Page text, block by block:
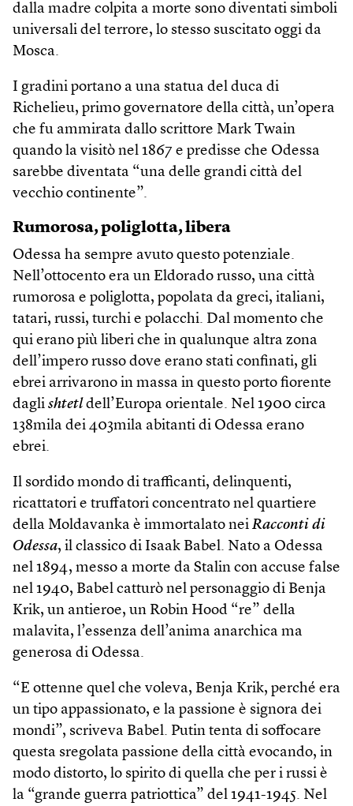
dalla madre colpita a morte sono diventati simboli
universali del terrore, lo stesso suscitato oggi da
Mosca.
I gradini portano a una statua del duca di
Richelieu, primo governatore della città, un’opera
che fu ammirata dallo scrittore Mark Twain
quando la visitò nel 1867 e predisse che Odessa
sarebbe diventata “una delle grandi città del
vecchio continente”.
Rumorosa, poliglotta, libera
Odessa ha sempre avuto questo potenziale.
Nell’ottocento era un Eldorado russo, una città
rumorosa e poliglotta, popolata da greci, italiani,
tatari, russi, turchi e polacchi. Dal momento che
qui erano più liberi che in qualunque altra zona
dell’impero russo dove erano stati confinati, gli
ebrei arrivarono in massa in questo porto fiorente
dagli shtetl dell’Europa orientale. Nel 1900 circa
138mila dei 403mila abitanti di Odessa erano
ebrei.
Il sordido mondo di trafficanti, delinquenti,
ricattatori e truffatori concentrato nel quartiere
della Moldavanka è immortalato nei Racconti di
Odessa, il classico di Isaak Babel. Nato a Odessa
nel 1894, messo a morte da Stalin con accuse false
nel 1940, Babel catturò nel personaggio di Benja
Krik, un antieroe, un Robin Hood “re” della
malavita, l’essenza dell’anima anarchica ma
generosa di Odessa.
“E ottenne quel che voleva, Benja Krik, perché era
un tipo appassionato, e la passione è signora dei
mondi”, scriveva Babel. Putin tenta di soffocare
questa sregolata passione della città evocando, in
modo distorto, lo spirito di quella che per i russi è
la “grande guerra patriottica” del 1941-1945. Nel